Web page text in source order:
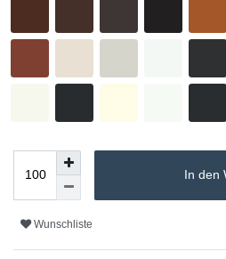
In den
Wunschliste